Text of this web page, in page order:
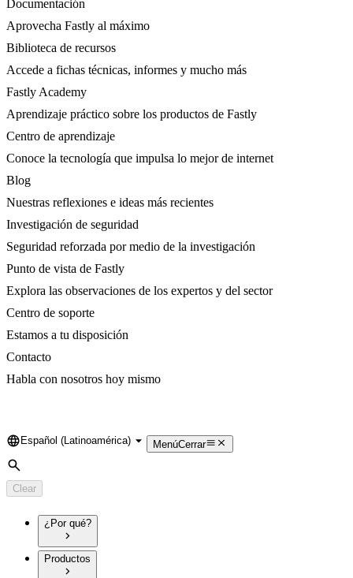
Documentación
Aprovecha Fastly al máximo
Biblioteca de recursos
Accede a fichas técnicas, informes y mucho más
Fastly Academy
Aprendizaje práctico sobre los productos de Fastly
Centro de aprendizaje
Conoce la tecnología que impulsa lo mejor de internet
Blog
Nuestras reflexiones e ideas más recientes
Investigación de seguridad
Seguridad reforzada por medio de la investigación
Punto de vista de Fastly
Explora las observaciones de los expertos y del sector
Centro de soporte
Estamos a tu disposición
Contacto
Habla con nosotros hoy mismo
Language
Español (Latinoamérica) MenúCerrar
Search
Clear
¿Por qué?
Productos